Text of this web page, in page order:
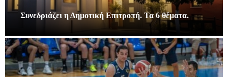
Συνεδριάζει η Δημοτική Επιτροπή. Τα 6 θέματα.